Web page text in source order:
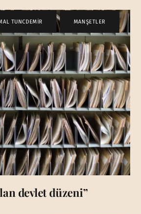
TUNCDEMİR , MANŞETLER
devlet düzeni”